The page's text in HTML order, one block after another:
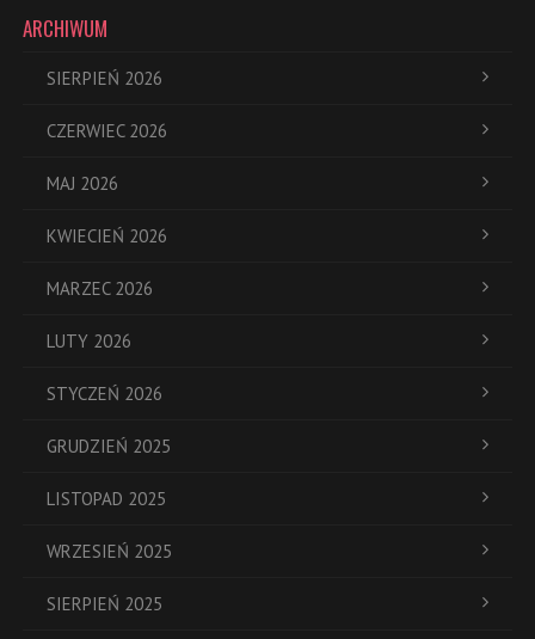
ARCHIWUM
SIERPIEŃ 2026
CZERWIEC 2026
MAJ 2026
KWIECIEŃ 2026
MARZEC 2026
LUTY 2026
STYCZEŃ 2026
GRUDZIEŃ 2025
LISTOPAD 2025
WRZESIEŃ 2025
SIERPIEŃ 2025